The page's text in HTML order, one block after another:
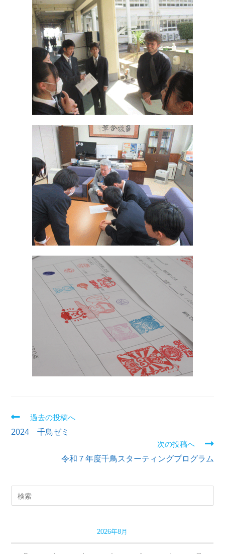
過去の投稿へ
2024 千鳥ゼミ
次の投稿へ
令和７年度千鳥スターティングプログラム
2026年8月